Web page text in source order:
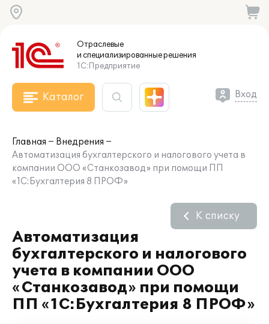
Отраслевые
и специализированныерешения
1С:Предприятие
Каталог Вход
Главная
Внедрения
Автоматизация бухгалтерского и налогового учета в
компании ООО «Станкозавод» при помощи ПП
«1С:Бухгалтерия 8 ПРОФ»
Автоматизация
бухгалтерского и налогового
учета в компании ООО
«Станкозавод» при помощи
ПП «1С:Бухгалтерия 8 ПРОФ»
К списку